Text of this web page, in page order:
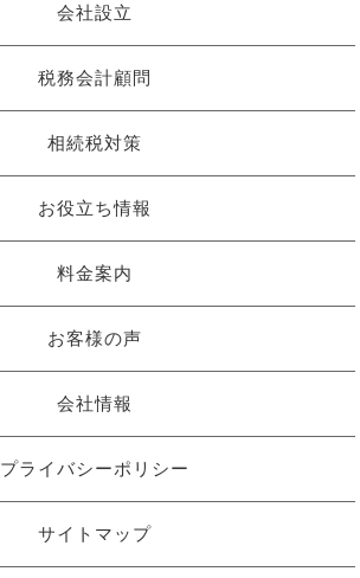
会社設立
税務会計顧問
相続税対策
お役立ち情報
料金案内
お客様の声
会社情報
プライバシーポリシー
サイトマップ